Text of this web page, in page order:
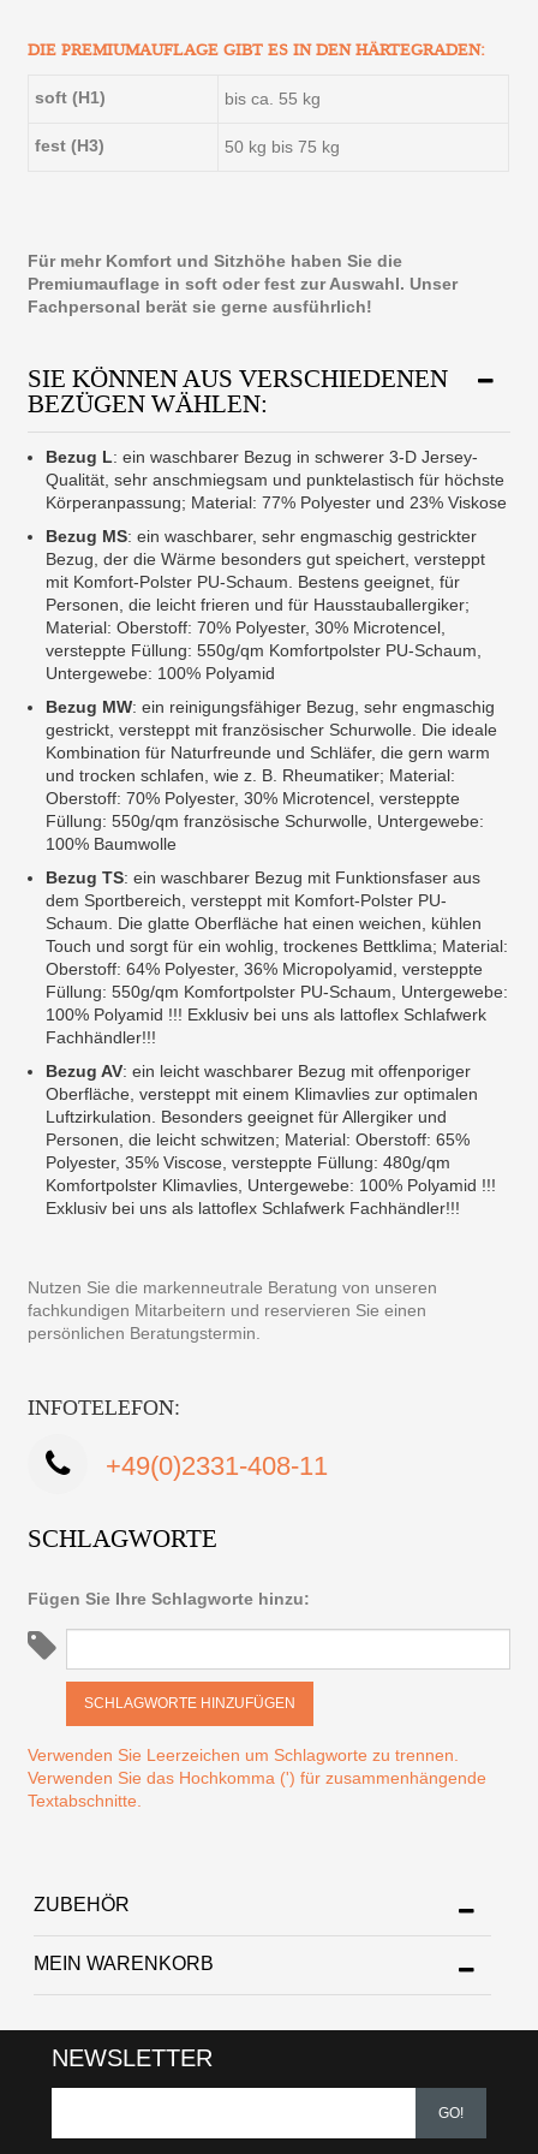
DIE PREMIUMAUFLAGE GIBT ES IN DEN HÄRTEGRADEN:
soft (H1) bis ca. 55 kg
fest (H3) 50 kg bis 75 kg
Für mehr Komfort und Sitzhöhe haben Sie die
Premiumauflage in soft oder fest zur Auswahl. Unser
Fachpersonal berät sie gerne ausführlich!
SIE KÖNNEN AUS VERSCHIEDENEN
BEZÜGEN WÄHLEN:
Bezug L: ein waschbarer Bezug in schwerer 3-D Jersey-
Qualität, sehr anschmiegsam und punktelastisch für höchste
Körperanpassung; Material: 77% Polyester und 23% Viskose
Bezug MS: ein waschbarer, sehr engmaschig gestrickter
Bezug, der die Wärme besonders gut speichert, versteppt
mit Komfort-Polster PU-Schaum. Bestens geeignet, für
Personen, die leicht frieren und für Hausstauballergiker;
Material: Oberstoff: 70% Polyester, 30% Microtencel,
versteppte Füllung: 550g/qm Komfortpolster PU-Schaum,
Untergewebe: 100% Polyamid
Bezug MW: ein reinigungsfähiger Bezug, sehr engmaschig
gestrickt, versteppt mit französischer Schurwolle. Die ideale
Kombination für Naturfreunde und Schläfer, die gern warm
und trocken schlafen, wie z. B. Rheumatiker; Material:
Oberstoff: 70% Polyester, 30% Microtencel, versteppte
Füllung: 550g/qm französische Schurwolle, Untergewebe:
100% Baumwolle
Bezug TS: ein waschbarer Bezug mit Funktionsfaser aus
dem Sportbereich, versteppt mit Komfort-Polster PU-
Schaum. Die glatte Oberfläche hat einen weichen, kühlen
Touch und sorgt für ein wohlig, trockenes Bettklima; Material:
Oberstoff: 64% Polyester, 36% Micropolyamid, versteppte
Füllung: 550g/qm Komfortpolster PU-Schaum, Untergewebe:
100% Polyamid !!! Exklusiv bei uns als lattoflex Schlafwerk
Fachhändler!!!
Bezug AV: ein leicht waschbarer Bezug mit offenporiger
Oberfläche, versteppt mit einem Klimavlies zur optimalen
Luftzirkulation. Besonders geeignet für Allergiker und
Personen, die leicht schwitzen; Material: Oberstoff: 65%
Polyester, 35% Viscose, versteppte Füllung: 480g/qm
Komfortpolster Klimavlies, Untergewebe: 100% Polyamid !!!
Exklusiv bei uns als lattoflex Schlafwerk Fachhändler!!!
Nutzen Sie die markenneutrale Beratung von unseren
fachkundigen Mitarbeitern und reservieren Sie einen
persönlichen Beratungstermin.
INFOTELEFON:
+49(0)2331-408-11
SCHLAGWORTE
Fügen Sie Ihre Schlagworte hinzu:
SCHLAGWORTE HINZUFÜGEN
Verwenden Sie Leerzeichen um Schlagworte zu trennen.
Verwenden Sie das Hochkomma (') für zusammenhängende
Textabschnitte.
ZUBEHÖR
MEIN WARENKORB
NEWSLETTER
GO!